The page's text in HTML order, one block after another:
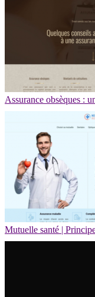
Assurance obsèques :
Mutuelle santé |